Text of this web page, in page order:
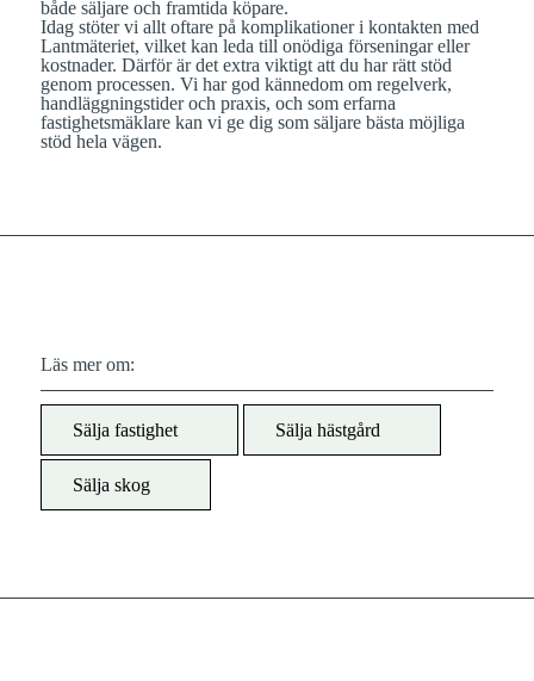
både säljare och framtida köpare.
Idag stöter vi allt oftare på komplikationer i kontakten med
Lantmäteriet, vilket kan leda till onödiga förseningar eller
kostnader. Därför är det extra viktigt att du har rätt stöd
genom processen. Vi har god kännedom om regelverk,
handläggningstider och praxis, och som erfarna
fastighetsmäklare kan vi ge dig som säljare bästa möjliga
stöd hela vägen.
Läs mer om:
Sälja fastighet Sälja hästgård
Sälja skog